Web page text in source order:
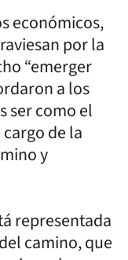
económicos,
por la
“emerger
a los
ser como el
de la
y
representada
camino, que